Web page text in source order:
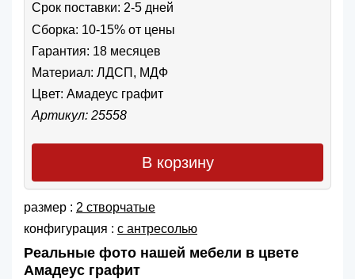
Срок поставки: 2-5 дней
Сборка: 10-15% от цены
Гарантия: 18 месяцев
Материал: ЛДСП, МДФ
Цвет: Амадеус графит
Артикул: 25558
В корзину
размер : 2 створчатые
конфигурация : с антресолью
Реальные фото нашей мебели в цвете
Амадеус графит